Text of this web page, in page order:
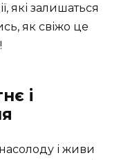
які залишаться
як свіжо це
і
і живи